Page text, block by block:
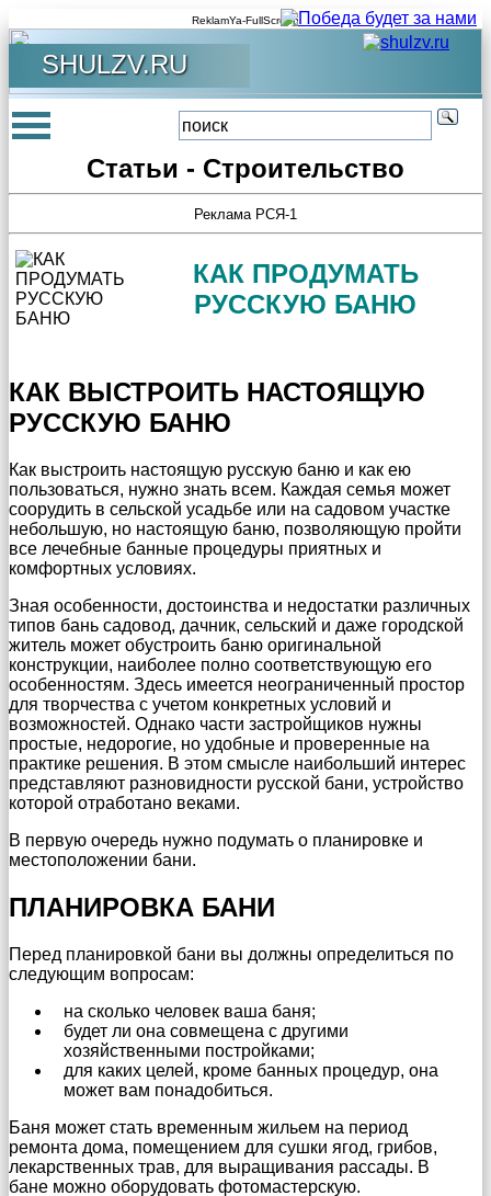
ReklamYa-FullScreen
SHULZV.RU
Статьи - Строительство
Реклама РСЯ-1
КАК ПРОДУМАТЬ
РУССКУЮ БАНЮ
КАК ВЫСТРОИТЬ НАСТОЯЩУЮ
РУССКУЮ БАНЮ
Как выстроить настоящую русскую баню и как ею
пользоваться, нужно знать всем. Каждая семья может
соорудить в сельской усадьбе или на садовом участке
небольшую, но настоящую баню, позволяющую пройти
все лечебные банные процедуры приятных и
комфортных условиях.
Зная особенности, достоинства и недостатки различных
типов бань садовод, дачник, сельский и даже городской
житель может обустроить баню оригинальной
конструкции, наиболее полно соответствующую его
особенностям. Здесь имеется неограниченный простор
для творчества с учетом конкретных условий и
возможностей. Однако части застройщиков нужны
простые, недорогие, но удобные и проверенные на
практике решения. В этом смысле наибольший интерес
представляют разновидности русской бани, устройство
которой отработано веками.
В первую очередь нужно подумать о планировке и
местоположении бани.
ПЛАНИРОВКА БАНИ
Перед планировкой бани вы должны определиться по
следующим вопросам:
на сколько человек ваша баня;
будет ли она совмещена с другими
хозяйственными постройками;
для каких целей, кроме банных процедур, она
может вам понадобиться.
Баня может стать временным жильем на период
ремонта дома, помещением для сушки ягод, грибов,
лекарственных трав, для выращивания рассады. В
бане можно оборудовать фотомастерскую.